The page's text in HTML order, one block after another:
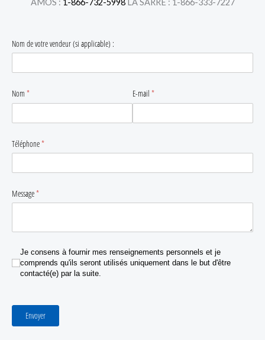
et
AMOS : 1-866-732-5998LA SARRE : 1-866-333-7227
Nom de votre vendeur (si applicable) :
Nom *
(requis) E-mail *
(requis)
Téléphone*
(requis)
Message*
(requis)
Je consens à fournir mes renseignements personnels et je comprends qu'ils seront utilisés
Je consens à fournir mes renseignements personnels et je
comprends qu'ils seront utilisés uniquement dans le but d'être
contacté(e) par la suite.
Envoyer